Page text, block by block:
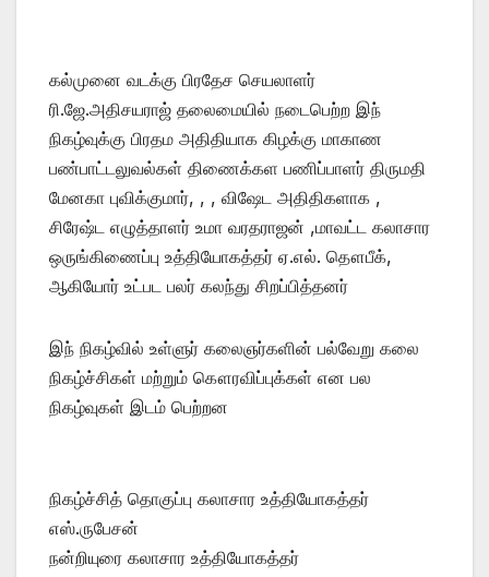
கல்முனை வடக்கு பிரதேச செயலாளர்
ரி.ஜே.அதிசயராஜ் தலைமையில் நடைபெற்ற இந்
நிகழ்வுக்கு பிரதம அதிதியாக கிழக்கு மாகாண
பண்பாட்டலுவல்கள் திணைக்கள பணிப்பாளர் திருமதி
மேனகா புவிக்குமார், , , விஷேட அதிதிகளாக ,
சிரேஷ்ட எழுத்தாளர் உமா வரதராஜன் ,மாவட்ட கலாசார
ஒருங்கிணைப்பு உத்தியோகத்தர் ஏ.எல். தௌபீக்,
ஆகியோர் உட்பட பலர் கலந்து சிறப்பித்தனர்
இந் நிகழ்வில் உள்ளுர் கலைஞர்களின் பல்வேறு கலை
நிகழ்ச்சிகள் மற்றும் கௌரவிப்புக்கள் என பல
நிகழ்வுகள் இடம் பெற்றன
நிகழ்ச்சித் தொகுப்பு கலாசார உத்தியோகத்தர்
எஸ்.ருபேசன்
நன்றியுரை கலாசார உத்தியோகத்தர்